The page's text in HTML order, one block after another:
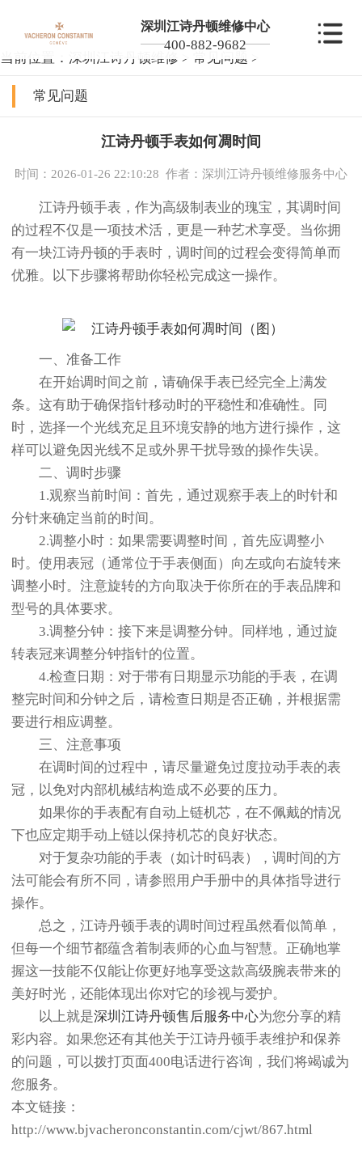
深圳江诗丹顿维修中心
400-882-9682
当前位置： 深圳江诗丹顿维修 > 常见问题 >
常见问题
江诗丹顿手表如何凋时间
时间：2026-01-26 22:10:28 作者：深圳江诗丹顿维修服务中心
江诗丹顿手表，作为高级制表业的瑰宝，其调时间
的过程不仅是一项技术活，更是一种艺术享受。当你拥
有一块江诗丹顿的手表时，调时间的过程会变得简单而
优雅。以下步骤将帮助你轻松完成这一操作。
一、准备工作
在开始调时间之前，请确保手表已经完全上满发
条。这有助于确保指针移动时的平稳性和准确性。同
时，选择一个光线充足且环境安静的地方进行操作，这
样可以避免因光线不足或外界干扰导致的操作失误。
二、调时步骤
1.观察当前时间：首先，通过观察手表上的时针和
分针来确定当前的时间。
2.调整小时：如果需要调整时间，首先应调整小
时。使用表冠（通常位于手表侧面）向左或向右旋转来
调整小时。注意旋转的方向取决于你所在的手表品牌和
型号的具体要求。
3.调整分钟：接下来是调整分钟。同样地，通过旋
转表冠来调整分钟指针的位置。
4.检查日期：对于带有日期显示功能的手表，在调
整完时间和分钟之后，请检查日期是否正确，并根据需
要进行相应调整。
三、注意事项
在调时间的过程中，请尽量避免过度拉动手表的表
冠，以免对内部机械结构造成不必要的压力。
如果你的手表配有自动上链机芯，在不佩戴的情况
下也应定期手动上链以保持机芯的良好状态。
对于复杂功能的手表（如计时码表），调时间的方
法可能会有所不同，请参照用户手册中的具体指导进行
操作。
总之，江诗丹顿手表的调时间过程虽然看似简单，
但每一个细节都蕴含着制表师的心血与智慧。正确地掌
握这一技能不仅能让你更好地享受这款高级腕表带来的
美好时光，还能体现出你对它的珍视与爱护。
以上就是深圳江诗丹顿售后服务中心为您分享的精
彩内容。如果您还有其他关于江诗丹顿手表维护和保养
的问题，可以拨打页面400电话进行咨询，我们将竭诚为
您服务。
本文链接：
http://www.bjvacheronconstantin.com/cjwt/867.html